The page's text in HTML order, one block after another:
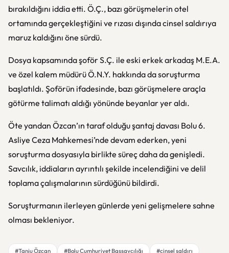
bırakıldığını iddia etti. Ö.Ç., bazı görüşmelerin otel
ortamında gerçekleştiğini ve rızası dışında cinsel saldırıya
maruz kaldığını öne sürdü.
Dosya kapsamında şoför S.Ç. ile eski erkek arkadaş M.E.A.
ve özel kalem müdürü Ö.N.Y. hakkında da soruşturma
başlatıldı. Şoförün ifadesinde, bazı görüşmelere araçla
götürme talimatı aldığı yönünde beyanlar yer aldı.
Öte yandan Özcan’ın taraf olduğu şantaj davası Bolu 6.
Asliye Ceza Mahkemesi’nde devam ederken, yeni
soruşturma dosyasıyla birlikte süreç daha da genişledi.
Savcılık, iddiaların ayrıntılı şekilde incelendiğini ve delil
toplama çalışmalarının sürdüğünü bildirdi.
Soruşturmanın ilerleyen günlerde yeni gelişmelere sahne
olması bekleniyor.
#Tanju Özcan #Bolu Cumhuriyet Başsavcılığı
#cinsel saldırı